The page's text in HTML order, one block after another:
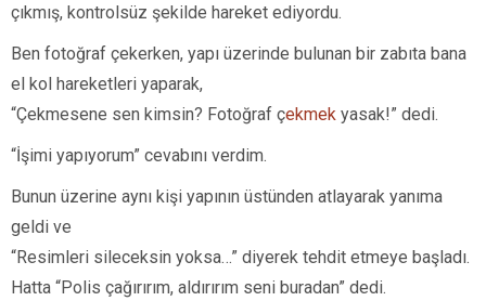
çıkmış, kontrolsüz şekilde hareket ediyordu.
Ben fotoğraf çekerken, yapı üzerinde bulunan bir zabıta bana
el kol hareketleri yaparak,
“Çekmesene sen kimsin? Fotoğraf çekmek yasak!” dedi.
“İşimi yapıyorum” cevabını verdim.
Bunun üzerine aynı kişi yapının üstünden atlayarak yanıma
geldi ve
“Resimleri sileceksin yoksa…” diyerek tehdit etmeye başladı.
Hatta “Polis çağırırım, aldırırım seni buradan” dedi.